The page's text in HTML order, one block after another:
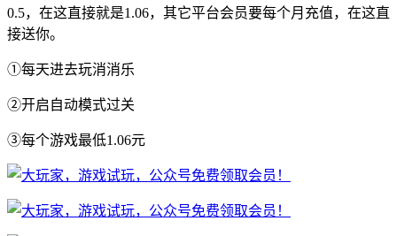
0.5，在这直接就是1.06，其它平台会员要每个月充值，在这直
接送你。
①每天进去玩消消乐
②开启自动模式过关
③每个游戏最低1.06元